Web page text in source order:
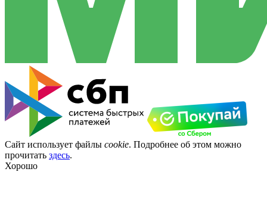
Сайт использует файлы cookie. Подробнее об этом можно
прочитать здесь.
Хорошо